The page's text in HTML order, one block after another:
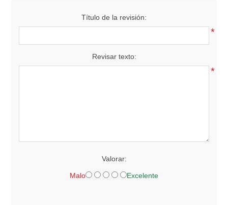
Título de la revisión:
*
Revisar texto:
*
Valorar:
Malo Excelente